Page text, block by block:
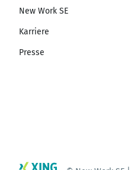
New Work SE
Karriere
Presse